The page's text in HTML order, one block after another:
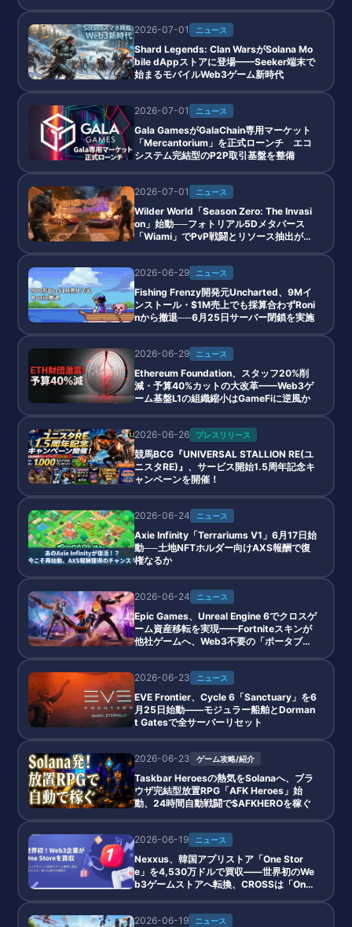
2026-07-01
ニュース
Shard Legends: Clan WarsがSolana Mo
bile dAppストアに登場——Seeker端末で
始まるモバイルWeb3ゲーム新時代
2026-07-01 ニュース
Gala GamesがGalaChain専用マーケット
「Mercantorium」を正式ローンチ エコ
システム完結型のP2P取引基盤を整備
2026-07-01 ニュース
Wilder World「Season Zero: The Invasi
on」始動──フォトリアル5Dメタバース
「Wiami」でPvP戦闘とリソース抽出が解
2026-06-29
ニュース
Fishing Frenzy開発元Uncharted、9Mイ
ンストール・$1M売上でも採算合わずRoni
nから撤退──6月25日サーバー閉鎖を実施
2026-06-29 ニュース
Ethereum Foundation、スタッフ20%削
減・予算40%カットの大改革——Web3ゲ
ーム基盤L1の組織縮小はGameFiに逆風か
2026-06-26 プレスリリース
競馬BCG『UNIVERSAL STALLION RE(ユ
ニスタRE)』、サービス開始1.5周年記念キ
ャンペーンを開催！
2026-06-24 ニュース
Axie Infinity「Terrariums V1」6月17日始
動──土地NFTホルダー向けAXS報酬で復
権なるか
2026-06-24 ニュース
Epic Games、Unreal Engine 6でクロスゲ
ーム資産移転を実現——Fortniteスキンが
他社ゲームへ、Web3不要の「ポータブル
2026-06-23
ニュース
EVE Frontier、Cycle 6「Sanctuary」を6
月25日始動——モジュラー船舶とDorman
t Gatesで全サーバーリセット
2026-06-23 ゲーム攻略/紹介
Taskbar Heroesの熱気をSolanaへ、ブラ
ウザ完結型放置RPG「AFK Heroes」始
動、24時間自動戦闘で$AFKHEROを稼ぐ
2026-06-19 ニュース
Nexxus、韓国アプリストア「One Stor
e」を4,530万ドルで買収——世界初のWe
b3ゲームストアへ転換、CROSSは「One
2026-06-19
ニュース